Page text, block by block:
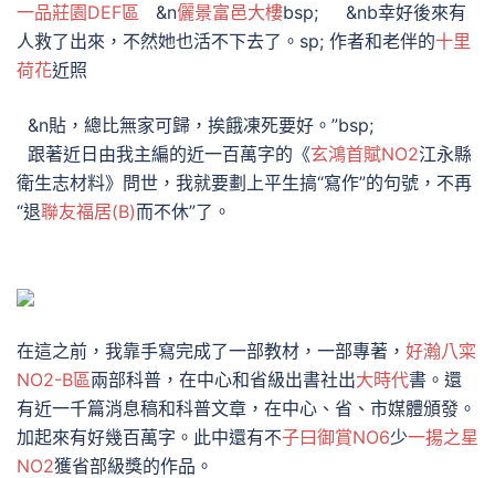
一品莊園DEF區 &n儷景富邑大樓bsp; &nb幸好後來有
人救了出來，不然她也活不下去了。sp; 作者和老伴的十里
荷花近照
&n貼，總比無家可歸，挨餓凍死要好。”bsp;
跟著近日由我主編的近一百萬字的《玄鴻首賦NO2江永縣
衛生志材料》問世，我就要劃上平生搞“寫作”的句號，不再
“退聯友福居(B)而不休”了。
在這之前，我靠手寫完成了一部教材，一部專著， 好瀚八寀
NO2-B區兩部科普，在中心和省級出書社出大時代書。還
有近一千篇消息稿和科普文章，在中心、省、市媒體頒發。
加起來有好幾百萬字。此中還有不子曰御賞NO6少一揚之星
NO2獲省部級獎的作品。